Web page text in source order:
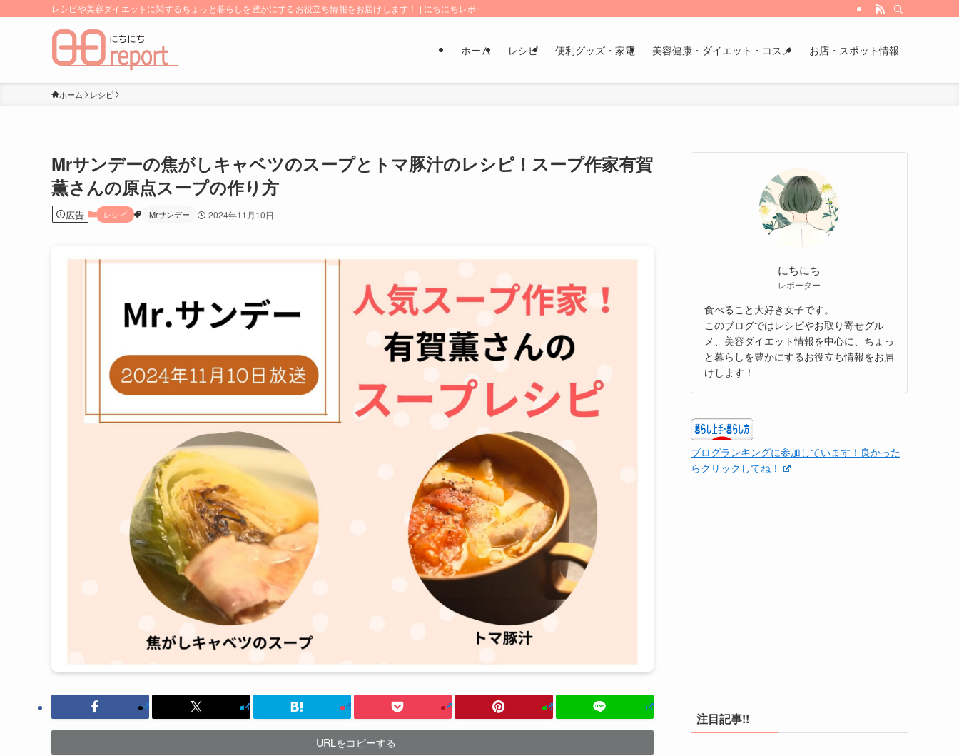
レシピや美容ダイエットに関するちょっと暮らしを豊かにするお役立ち情報をお届けします！ | にちにちレポート
ホーム レシピ 便利グッズ・家電 美容健康・ダイエット・コスメ お店・スポット情報
ホーム レシピ
Mrサンデーの焦がしキャベツのスープとトマ豚汁のレシピ！スープ作家有賀
薫さんの原点スープの作り方
広告 レシピ Mrサンデー 2024年11月10日
URLをコピーする
にちにち
レポーター
食べること大好き女子です。
このブログではレシピやお取り寄せグル
メ、美容ダイエット情報を中心に、ちょっ
と暮らしを豊かにするお役立ち情報をお届
けします！
ブログランキングに参加しています！良かった
らクリックしてね！
注目記事!!